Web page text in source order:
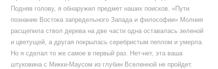
Подняв голову, я обнаружил предмет наших поисков. «Пути
познание Востока запредельного Запада и философии» Молния
расщепила ствол дерева на две части одна оставалась зеленой
и цветущей, а другая покрылась серебристым пеплом и умерла.
Но я сделал то же самое в первый раз. Нет-нет, эта ваша
штуковина с Микки-Маусом из глубин Вселенной не пройдет.